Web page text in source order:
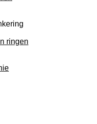
ringen